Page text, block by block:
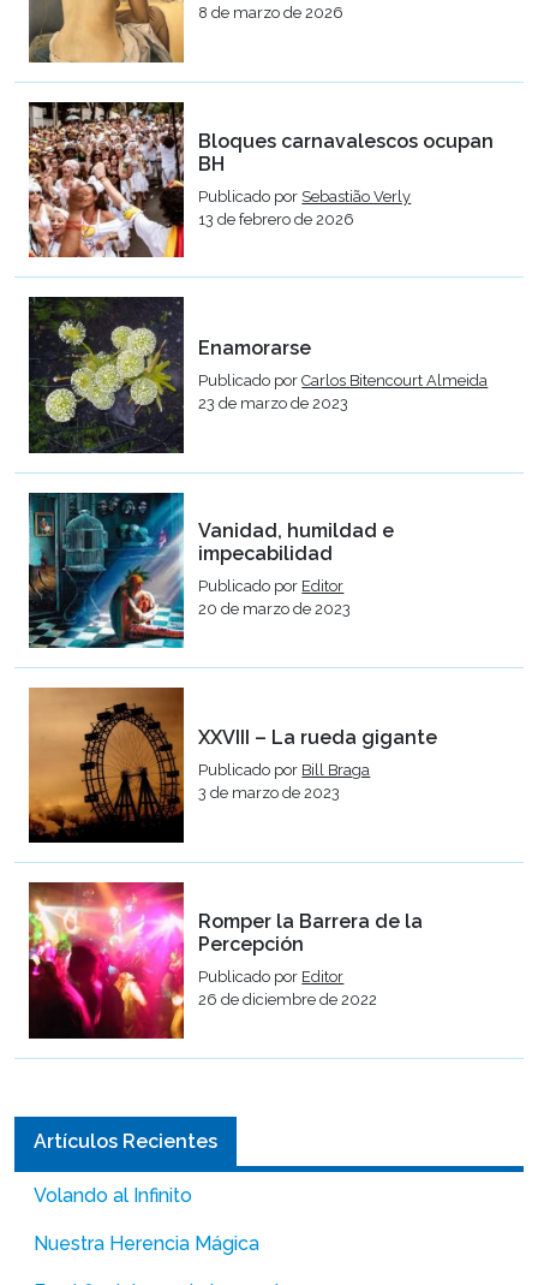
8 de marzo de 2026
Bloques carnavalescos ocupan
BH
Publicado por Sebastião Verly
13 de febrero de 2026
Enamorarse
Publicado porCarlos Bitencourt Almeida
23 de marzo de 2023
Vanidad, humildad e
impecabilidad
Publicado por Editor
20 de marzo de 2023
XXVIII – La rueda gigante
Publicado por Bill Braga
3 de marzo de 2023
Romper la Barrera de la
Percepción
Publicado por Editor
26 de diciembre de 2022
Artículos Recientes
Volando al Infinito
Nuestra Herencia Mágica